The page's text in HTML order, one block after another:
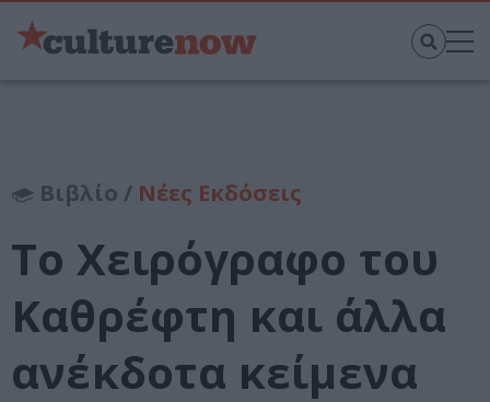
Βιβλίο / Νέες Εκδόσεις
Το Χειρόγραφο του
Καθρέφτη και άλλα
ανέκδοτα κείμενα